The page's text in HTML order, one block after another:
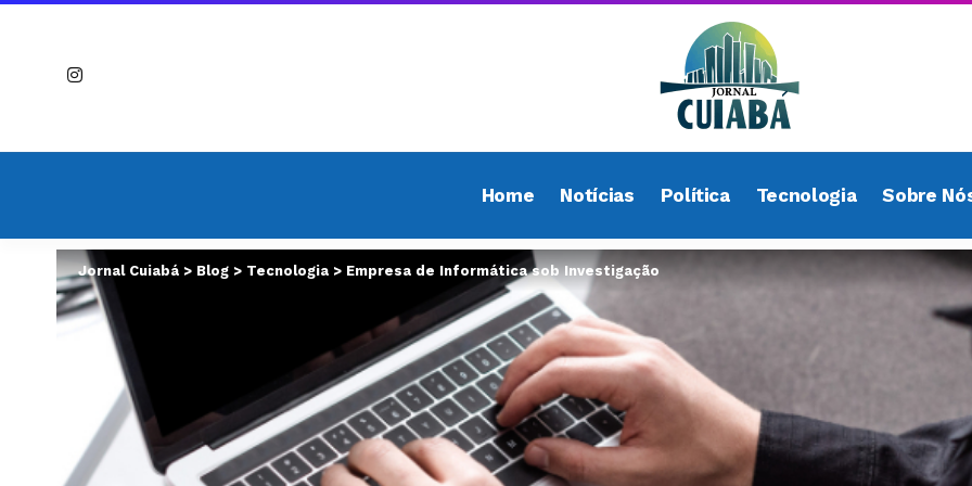
Home Notícias Política Tecnologia Sobre
Jornal Cuiabá > Blog > Tecnologia > Empresa de Informática sob Investigação